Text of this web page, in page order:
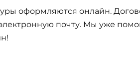
оформляются онлайн.
почту. Мы уже